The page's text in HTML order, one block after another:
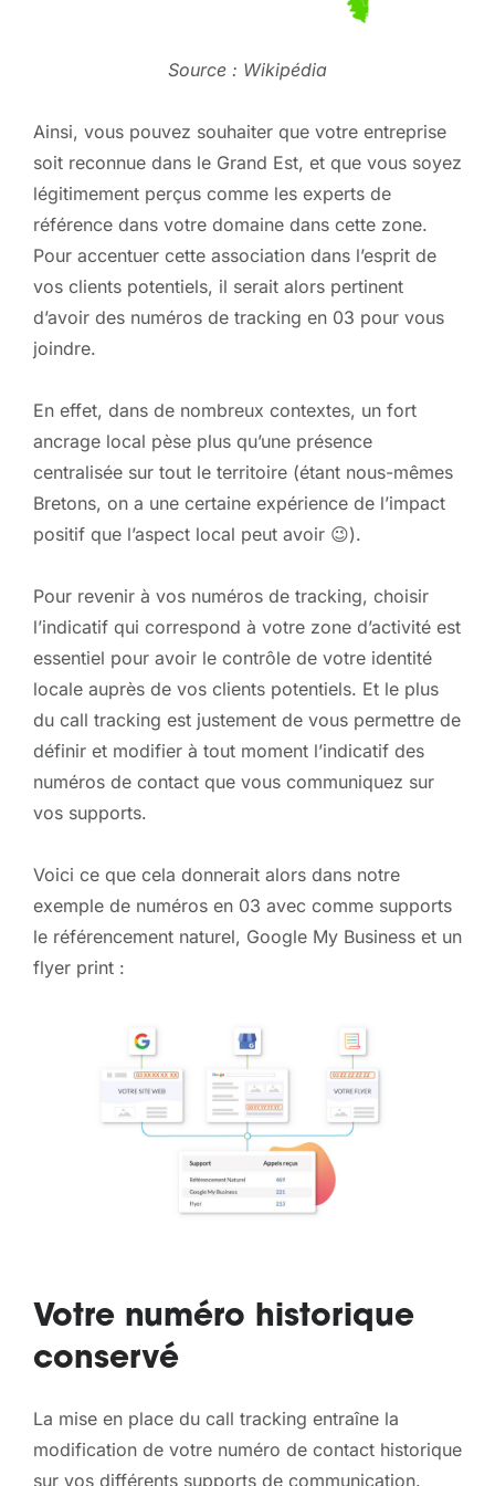
Source : Wikipédia
Ainsi, vous pouvez souhaiter que votre entreprise
soit reconnue dans le Grand Est, et que vous soyez
légitimement perçus comme les experts de
référence dans votre domaine dans cette zone.
Pour accentuer cette association dans l’esprit de
vos clients potentiels, il serait alors pertinent
d’avoir des numéros de tracking en 03 pour vous
joindre.
En effet, dans de nombreux contextes, un fort
ancrage local pèse plus qu’une présence
centralisée sur tout le territoire (étant nous-mêmes
Bretons, on a une certaine expérience de l’impact
positif que l’aspect local peut avoir 😉).
Pour revenir à vos numéros de tracking, choisir
l’indicatif qui correspond à votre zone d’activité est
essentiel pour avoir le contrôle de votre identité
locale auprès de vos clients potentiels. Et le plus
du call tracking est justement de vous permettre de
définir et modifier à tout moment l’indicatif des
numéros de contact que vous communiquez sur
vos supports.
Voici ce que cela donnerait alors dans notre
exemple de numéros en 03 avec comme supports
le référencement naturel, Google My Business et un
flyer print :
Votre numéro historique
conservé
La mise en place du call tracking entraîne la
modification de votre numéro de contact historique
sur vos différents supports de communication.